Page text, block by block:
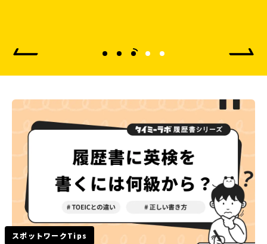
スポットワークTips